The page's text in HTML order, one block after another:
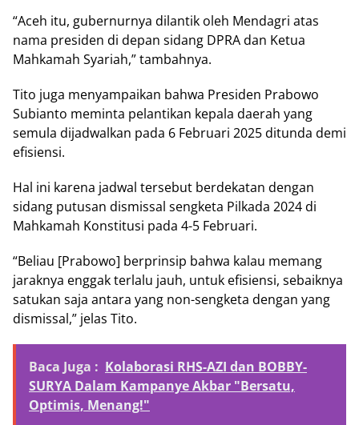
“Aceh itu, gubernurnya dilantik oleh Mendagri atas
nama presiden di depan sidang DPRA dan Ketua
Mahkamah Syariah,” tambahnya.
Tito juga menyampaikan bahwa Presiden Prabowo
Subianto meminta pelantikan kepala daerah yang
semula dijadwalkan pada 6 Februari 2025 ditunda demi
efisiensi.
Hal ini karena jadwal tersebut berdekatan dengan
sidang putusan dismissal sengketa Pilkada 2024 di
Mahkamah Konstitusi pada 4-5 Februari.
“Beliau [Prabowo] berprinsip bahwa kalau memang
jaraknya enggak terlalu jauh, untuk efisiensi, sebaiknya
satukan saja antara yang non-sengketa dengan yang
dismissal,” jelas Tito.
Baca Juga : Kolaborasi RHS-AZI dan BOBBY-
SURYA Dalam Kampanye Akbar "Bersatu,
Optimis, Menang!"